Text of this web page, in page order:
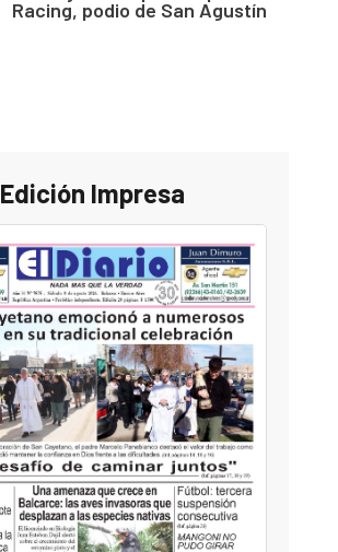
Racing, podio de San Agustín
Edición Impresa